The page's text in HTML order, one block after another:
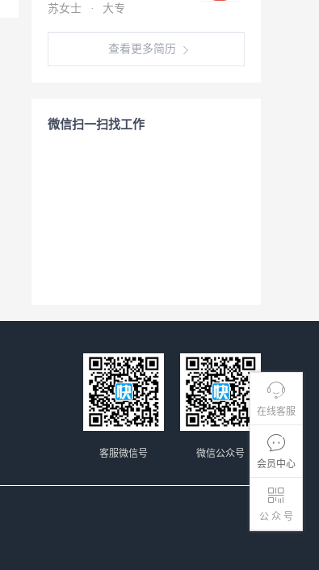
在线客服
会员中心
公 众 号
苏女士 · 大专
查看更多简历
微信扫一扫找工作
微信公众号
客服微信号